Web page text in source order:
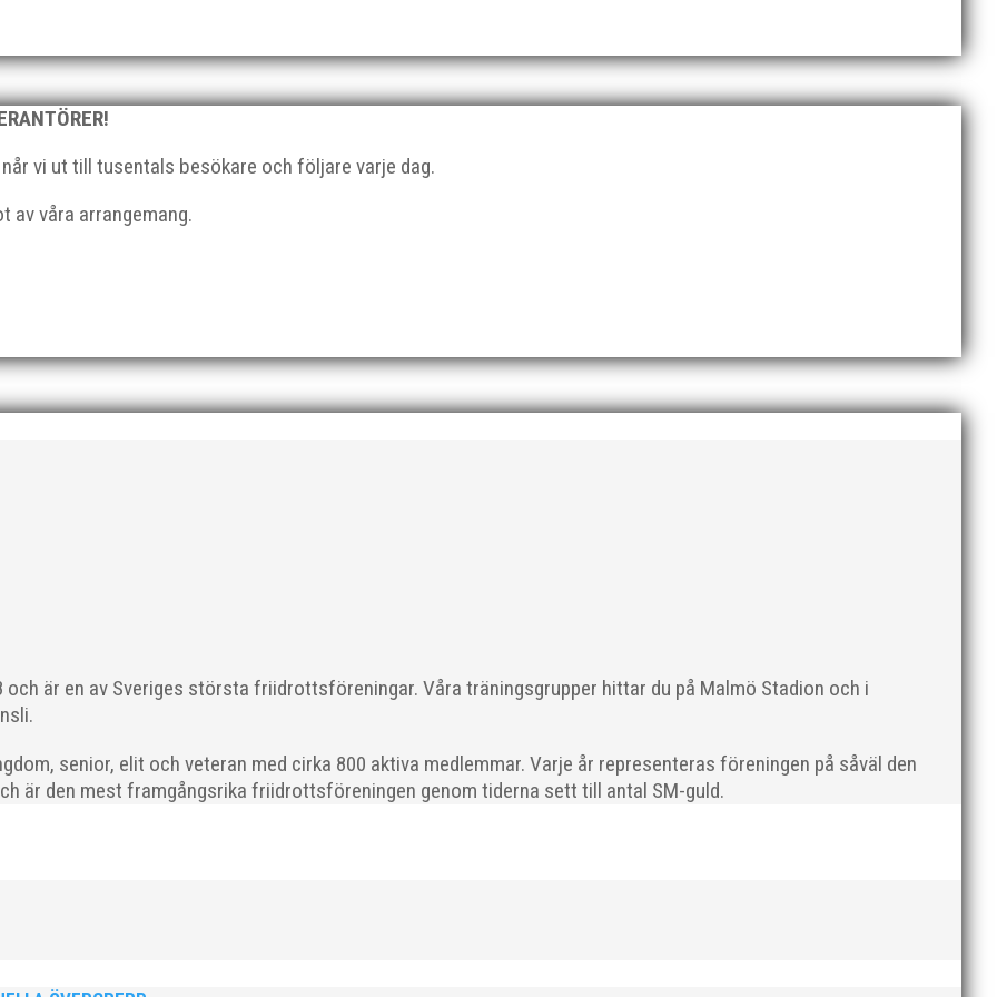
vi ut till tusentals besökare och följare varje dag.
av våra arrangemang.
är en av Sveriges största friidrottsföreningar. Våra träningsgrupper hittar du på Malmö Stadion och i
senior, elit och veteran med cirka 800 aktiva medlemmar. Varje år representeras föreningen på såväl den
är den mest framgångsrika friidrottsföreningen genom tiderna sett till antal SM-guld.
Vill du vara med och skapa glädje, gemenskap och utveckling i en av Sveriges största
plan. På 80- och 90-talet, då jag själv var aktiv, var han för mig en handlingskraftig ledare som alltid var
olika saker beroende på var man befinner sig i organisationen. Här kommer en liten sammanfattning
om hur jag uppfattar läget i våra olika verksamhetsben. BroloppetAtt...